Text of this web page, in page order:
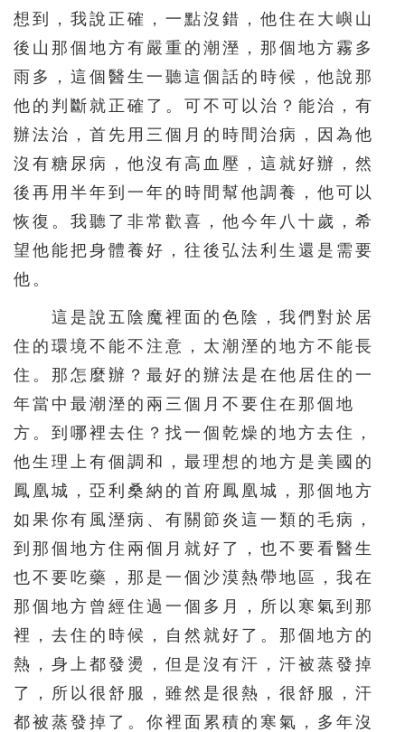
想到，我說正確，一點沒錯，他住在大嶼山
後山那個地方有嚴重的潮溼，那個地方霧多
雨多，這個醫生一聽這個話的時候，他說那
他的判斷就正確了。可不可以治？能治，有
辦法治，首先用三個月的時間治病，因為他
沒有糖尿病，他沒有高血壓，這就好辦，然
後再用半年到一年的時間幫他調養，他可以
恢復。我聽了非常歡喜，他今年八十歲，希
望他能把身體養好，往後弘法利生還是需要
他。
這是說五陰魔裡面的色陰，我們對於居
住的環境不能不注意，太潮溼的地方不能長
住。那怎麼辦？最好的辦法是在他居住的一
年當中最潮溼的兩三個月不要住在那個地
方。到哪裡去住？找一個乾燥的地方去住，
他生理上有個調和，最理想的地方是美國的
鳳凰城，亞利桑納的首府鳳凰城，那個地方
如果你有風溼病、有關節炎這一類的毛病，
到那個地方住兩個月就好了，也不要看醫生
也不要吃藥，那是一個沙漠熱帶地區，我在
那個地方曾經住過一個多月，所以寒氣到那
裡，去住的時候，自然就好了。那個地方的
熱，身上都發燙，但是沒有汗，汗被蒸發掉
了，所以很舒服，雖然是很熱，很舒服，汗
都被蒸發掉了。你裡面累積的寒氣，多年沒